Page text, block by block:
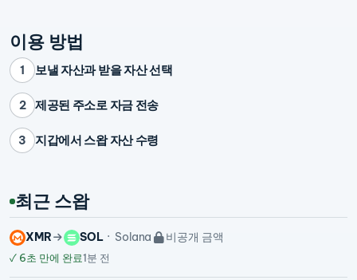
이용 방법
1 보낼 자산과 받을 자산 선택
2 제공된 주소로 자금 전송
3 지갑에서 스왑 자산 수령
최근 스왑
XMR SOL Solana 비공개 금액
✓ 6초 만에 완료1분 전